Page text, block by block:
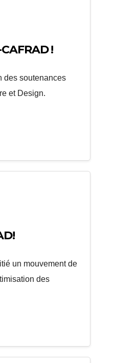
!
des soutenances
et Design.
un mouvement de
des